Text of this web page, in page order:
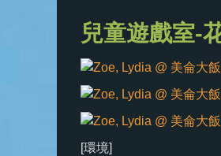
兒童遊戲室-
[環境]